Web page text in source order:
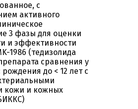
с
активного
3 фазы для оценки
и эффективности
1986 (тедизолида
сравнения у
до < 12 лет с
кожи и кожных